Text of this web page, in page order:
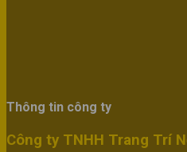
Thông tin công ty
Công ty TNHH Trang Trí